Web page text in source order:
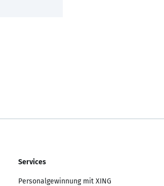
Services
Personalgewinnung mit XING